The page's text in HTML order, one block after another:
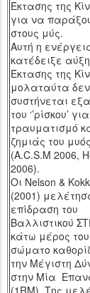
Έκτασης της
για να
στους μύς.
Αυτή η
κατέδειξε
Έκτασης της
μολαταύτα δεν
συστήνεται
του ‘’ρίσκου’ για
τραυματισμό
ζημιάς του μυός
(A.C.S.M 2006,
2006).
Οι Nelson &
(2001)
επίδραση του
Βαλλιστικού
κάτω μέρος του
σώματο
την Μέγιστη
στην Μία
(1 RM). Της